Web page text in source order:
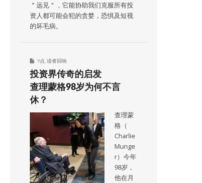
＂远见＂，它能协助我们克服所有投
资人都可能会犯的贪婪，恐惧及短视
的坏毛病。
9点 读者回响
投资界传奇的启发
查理蒙格98岁为何不言
休？
查理蒙
格（
Charlie
Munge
r）今年
98岁，
他在月